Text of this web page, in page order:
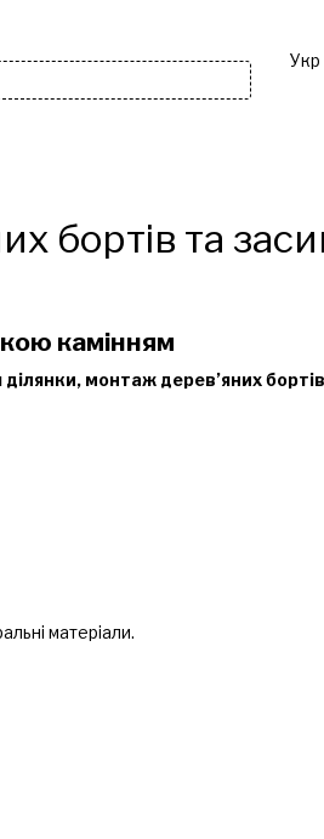
Укр
бортів та
камінням
монтаж дерев’яних бортів
матеріали.